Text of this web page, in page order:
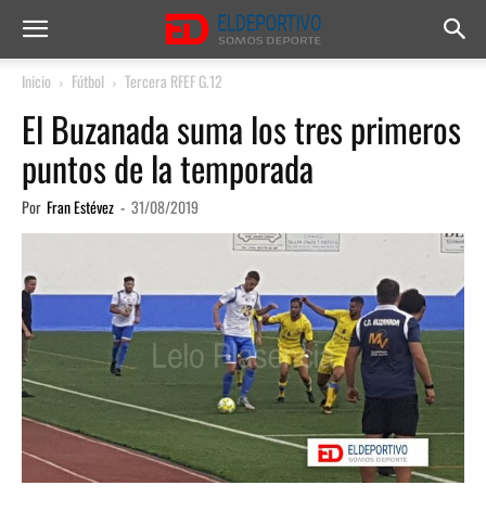
Inicio Fútbol Tercera RFEF G.12
El Buzanada suma los tres primeros
puntos de la temporada
Por Fran Estévez - 31/08/2019